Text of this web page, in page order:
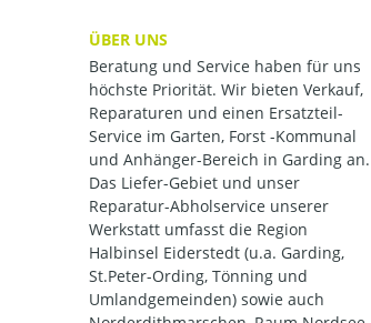
ÜBER UNS
Beratung und Service haben für uns
höchste Priorität. Wir bieten Verkauf,
Reparaturen und einen Ersatzteil-
Service im Garten, Forst -Kommunal
und Anhänger-Bereich in Garding an.
Das Liefer-Gebiet und unser
Reparatur-Abholservice unserer
Werkstatt umfasst die Region
Halbinsel Eiderstedt (u.a. Garding,
St.Peter-Ording, Tönning und
Umlandgemeinden) sowie auch